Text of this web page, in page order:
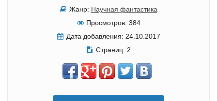
Жанр: Научная фантастика
Просмотров: 384
Дата добавления: 24.10.2017
Страниц: 2